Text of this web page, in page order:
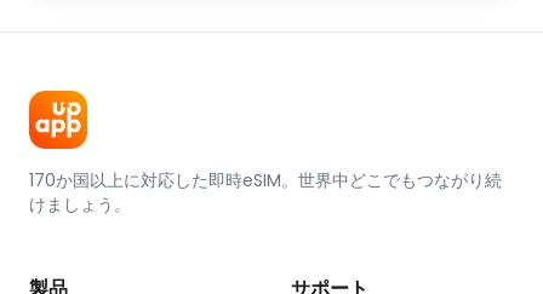
170か国以上に対応した即時eSIM。世界中どこでもつながり続
けましょう。